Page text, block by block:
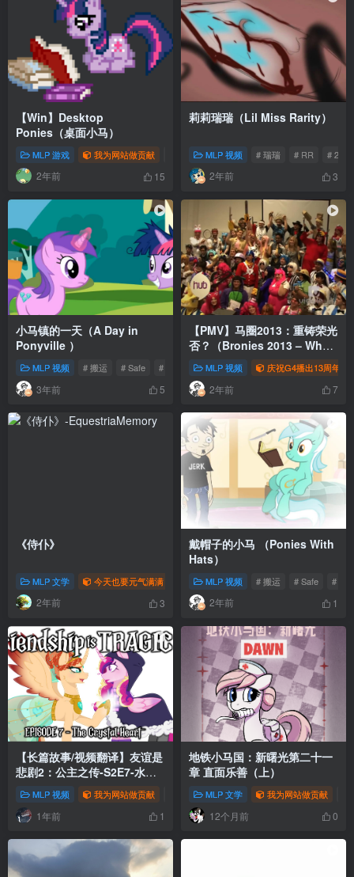
【Win】Desktop
Ponies（桌面小马）
MLP 游戏 我为网站做贡献 # 游戏 # zip
2年前 15
莉莉瑞瑞（Lil Miss Rarity）
MLP 视频 # 瑞瑞 # RR # 2014
2年前 3
小马镇的一天（A Day in
Ponyville ）
MLP 视频 # 搬运 # Safe # 视频
3年前 5
【PMV】马圈2013：重铸荣光
否？（Bronies 2013 – When
Can We Do This Again）
MLP 视频 庆祝G4播出13周年
2年前 7
《侍仆》
MLP 文学 今天也要元气满满 我为网站做贡献 # 2024 # 暮光
2年前 3
戴帽子的小马 （Ponies With
Hats）
MLP 视频 # 搬运 # Safe # 视
2年前 1
【长篇故事/视频翻译】友谊是
悲剧2：公主之传-S2E7-水晶
之心MLP 视频 我为网站做贡献 # 黑晶王 # 水晶帝国 # 韵律公主
1年前 1
地铁小马国：新曙光第二十一
章 直面乐善（上）
MLP 文学 我为网站做贡献
12个月前 0